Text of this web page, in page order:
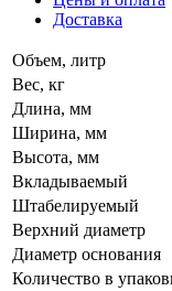
Доставка
Объем, литр
Вес, кг
Длина, мм
Ширина, мм
Высота, мм
Вкладываемый
Штабелируемый
Верхний диаметр
Диаметр основания
Количество в